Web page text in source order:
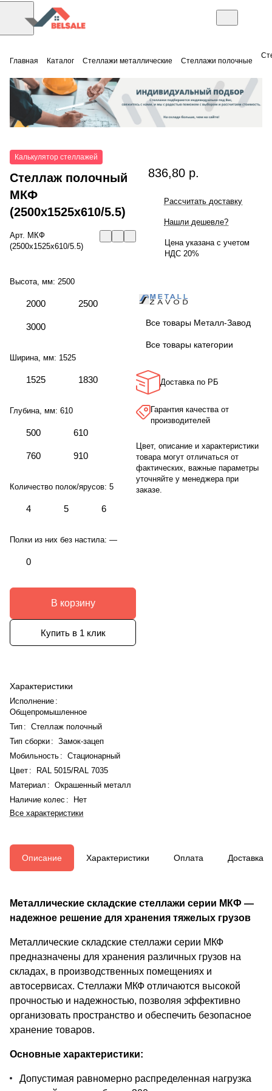
Главная Каталог Стеллажи металлические Стеллажи полочные
Калькулятор стеллажей
Стеллаж полочный
МКФ
(2500x1525x610/5.5)
Арт. МКФ
(2500x1525x610/5.5)
Высота, мм: 2500
2000 2500
3000
Ширина, мм: 1525
1525 1830
Глубина, мм: 610
500 610
760 910
Количество полок/ярусов: 5
4 5 6
Полки из них без настила: —
0
В корзину
Купить в 1 клик
Характеристики
Исполнение :
Общепромышленное
Тип : Стеллаж полочный
Тип сборки: Замок-зацеп
Мобильность : Стационарный
Цвет :
RAL 5015/RAL 7035
Материал : Окрашенный металл
Наличие колес :
Нет
Все характеристики
836,80 р.
Рассчитать доставку
Нашли дешевле?
Цена указана с учетом
НДС 20%
Все товары Металл-Завод
Все товары категории
Доставка по РБ
Гарантия качества от
производителей
Цвет, описание и характеристики
товара могут отличаться от
фактических, важные параметры
уточняйте у менеджера при
заказе.
Описание Характеристики Оплата Доставка
Металлические складские стеллажи серии МКФ —
надежное решение для хранения тяжелых грузов
Металлические складские стеллажи серии МКФ
предназначены для хранения различных грузов на
складах, в производственных помещениях и
автосервисах. Стеллажи МКФ отличаются высокой
прочностью и надежностью, позволяя эффективно
организовать пространство и обеспечить безопасное
хранение товаров.
Основные характеристики:
Допустимая равномерно распределенная нагрузка